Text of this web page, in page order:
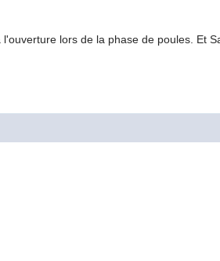
lors de la phase de poules. Et